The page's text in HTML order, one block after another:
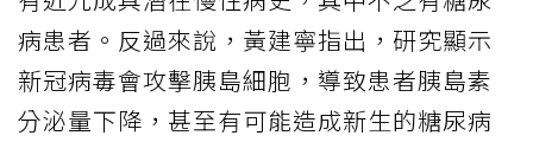
病患者。反過來說，黃建寧指出，研究顯示
新冠病毒會攻擊胰島細胞，導致患者胰島素
分泌量下降，甚至有可能造成新生的糖尿病